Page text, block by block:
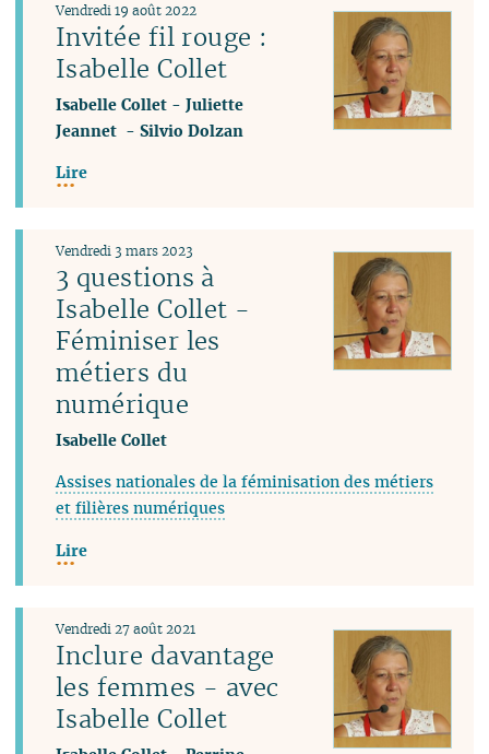
Invitée fil rouge :
Isabelle Collet
Vendredi 19 août 2022
Isabelle Collet -Juliette
Jeannet -Silvio Dolzan
Lire
3 questions à
Isabelle Collet -
Féminiser les
métiers du
numérique
Vendredi 3 mars 2023
Isabelle Collet
Assises nationales de la féminisation des métiers
et filières numériques
Lire
Inclure davantage
les femmes - avec
Isabelle Collet
Vendredi 27 août 2021